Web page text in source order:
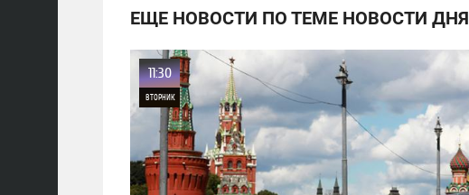
ЕЩЕ НОВОСТИ ПО ТЕМЕ НОВОСТИ ДНЯ
11:30
ВТОРНИК
0
25